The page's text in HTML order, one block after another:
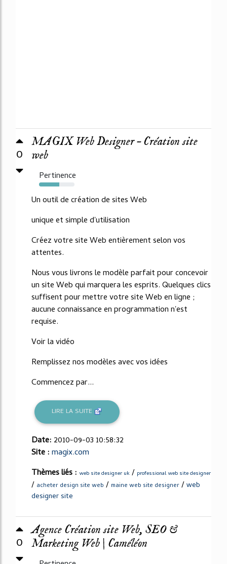
0
MAGIX Web Designer – Création site
web
Pertinence
57%
Un outil de création de sites Web
unique et simple d'utilisation
Créez votre site Web entièrement selon vos
attentes.
Nous vous livrons le modèle parfait pour concevoir
un site Web qui marquera les esprits. Quelques clics
suffisent pour mettre votre site Web en ligne ;
aucune connaissance en programmation n'est
requise.
Voir la vidéo
Remplissez nos modèles avec vos idées
Commencez par...
LIRE LA SUITE
Date: 2010-09-03 10:58:32
Site :magix.com
Thèmes liés : web site designer uk / professional web site designer
/ acheter design site web / maine web site designer /web
designer site
0
Agence Création site Web, SEO &
Marketing Web | Caméléon